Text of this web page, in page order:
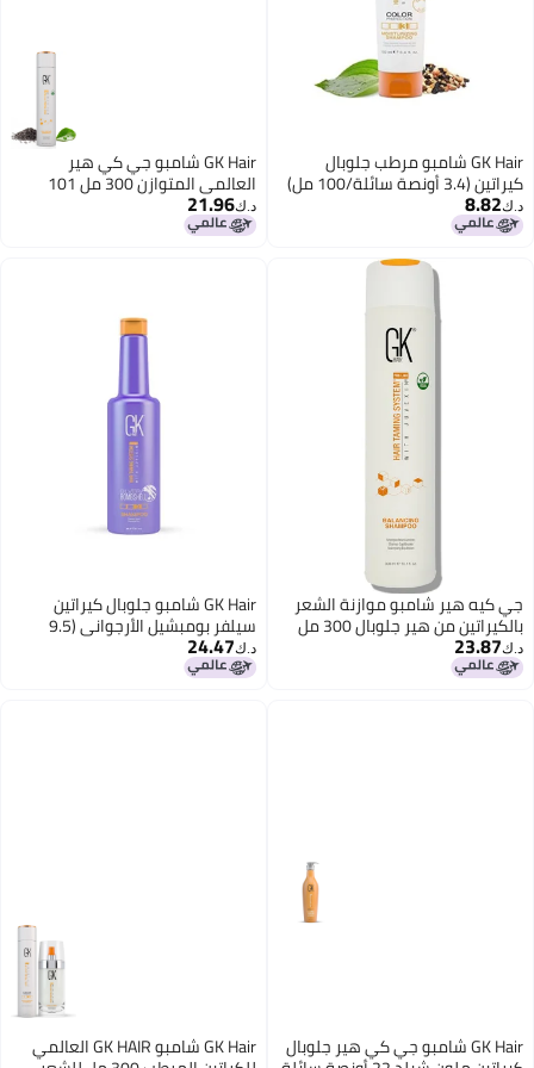
GK Hair شامبو مرطب جلوبال
كيراتين (3.4 أونصة سائلة/100 مل)
وحماية اللون والشعر الجاف
والمجعد والمتقصف
من البارابين والكبريتات لجميع
GK Hair شامبو جي كي هير
العالمي المتوازن 300 مل 101
أونصة سائلة للشعر الدهني المعالج
بالألوان تنظيف عميق يستعيد
21.96
هير شامبو موازنة الشعر
بالكيراتين من هير جلوبال 300 مل
الدهني - خالي من الكبريتات
GK Hair شامبو جلوبال كيراتين
سيلفر بومبشيل الأرجواني (9.5
أونصة سائلة/280 مل) للشعر
الأشقر، البلاتيني، الرمادي، الفضي
24.47
GK Hair شامبو جي كي هير جلوبال GK Hair شامبو GK HAIR العالمي